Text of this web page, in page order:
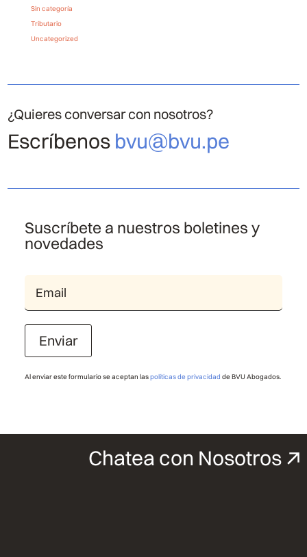
Sin categoría
Tributario
Uncategorized
¿Quieres conversar con nosotros?
Escríbenos bvu@bvu.pe
Suscríbete a nuestros boletines y
novedades
Enviar
Al enviar este formulario se aceptan laspolíticas de privacidad de BVU Abogados.
Chatea con Nosotros